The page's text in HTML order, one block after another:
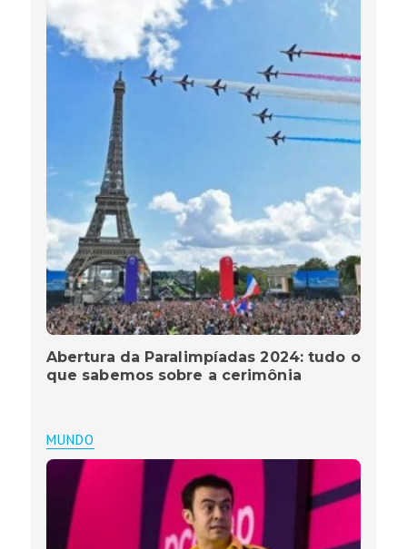
Abertura da Paralimpíadas 2024: tudo o
que sabemos sobre a cerimônia
MUNDO